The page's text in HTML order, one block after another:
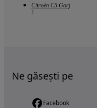
Citroën C5 Gorj
1
Ne găsești pe
Facebook